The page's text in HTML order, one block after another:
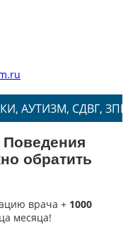
ЗПРР, ЗРР,
Поведения
обратить
врача + 1000
месяца!